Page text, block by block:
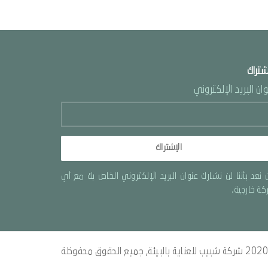
البريد الإلكتروني
الإشتراك
نعد بأننا لن نشارك عنوان البريد الإلكتروني الخاص بك مع أي
خارجية.
شركة شبيب للعناية بالبيئة, جميع الحقوق محفوظة